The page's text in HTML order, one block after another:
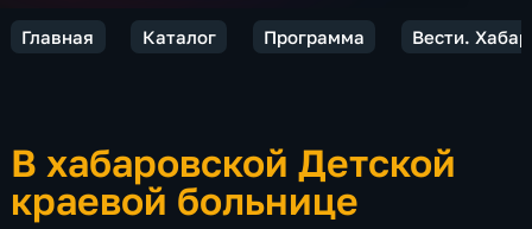
Главная Каталог Программа Вести.
В хабаровской Детской
краевой больнице